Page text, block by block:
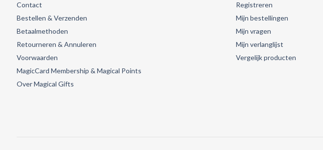
Contact
Bestellen & Verzenden
Betaalmethoden
Retourneren & Annuleren
Voorwaarden
MagicCard Membership & Magical Points
Over Magical Gifts
Registreren
Mijn bestellingen
Mijn vragen
Mijn verlanglijst
Vergelijk producten